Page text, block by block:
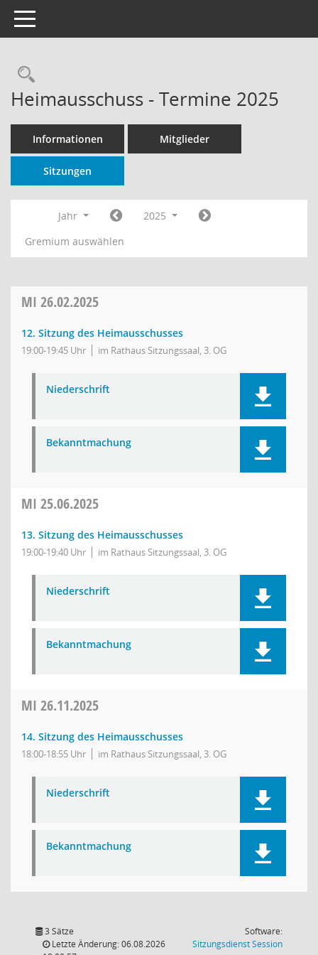
Toggle navigation
Rechercheauswahl
Heimausschuss - Termine 2025
Informationen Mitglieder
Sitzungen
Jahr
2025
Gremium auswählen
MI 26.02.2025
12. Sitzung des Heimausschusses
19:00-19:45 Uhr im Rathaus Sitzungssaal, 3. OG
Niederschrift
Bekanntmachung
MI 25.06.2025
13. Sitzung des Heimausschusses
19:00-19:40 Uhr im Rathaus Sitzungssaal, 3. OG
Niederschrift
Bekanntmachung
MI 26.11.2025
14. Sitzung des Heimausschusses
18:00-18:55 Uhr im Rathaus Sitzungssaal, 3. OG
Niederschrift
Bekanntmachung
3 Sätze
Letzte Änderung: 06.08.2026
Software:
SitzungsdienstSession(Wird in